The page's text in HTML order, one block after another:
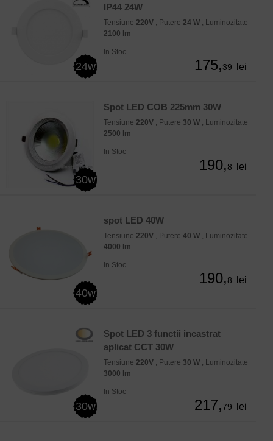
24w
IP44 24W
Tensiune 220V , Putere 24 W , Luminozitate
2100 lm
In Stoc
175,39 lei
30w
Spot LED COB 225mm 30W
Tensiune 220V , Putere 30 W , Luminozitate
2500 lm
In Stoc
190,8 lei
40w
spot LED 40W
Tensiune 220V , Putere 40 W , Luminozitate
4000 lm
In Stoc
190,8 lei
30w
Spot LED 3 functii incastrat
aplicat CCT 30W
Tensiune 220V , Putere 30 W , Luminozitate
3000 lm
In Stoc
217,79 lei